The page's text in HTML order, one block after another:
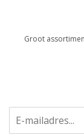
Groot